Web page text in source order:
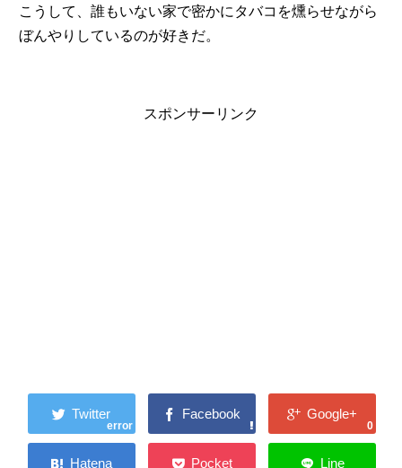
こうして、誰もいない家で密かにタバコを燻らせながら
ぼんやりしているのが好きだ。
スポンサーリンク
error 0